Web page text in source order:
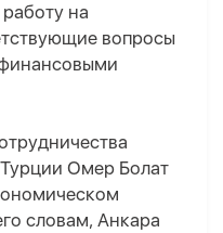
на
вопросы
Омер Болат
словам, Анкара